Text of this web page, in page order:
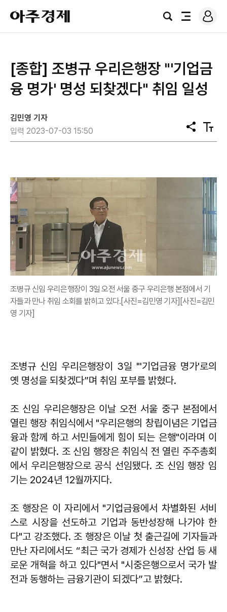
아
주
경
검
전
로
그
[종합] 조병규 우리은행장 "'기업금
융 명가' 명성 되찾겠다" 취임 일성
김민영 기자
입력 2023-07-03 15:50
공
유
텍
스
조병규 신임 우리은행장이 3일 오전 서울 중구 우리은행 본점에서 기
자들과 만나 취임 소회를 밝히고 있다.[사진=김민영 기자][사진=김민
영 기자]
조병규 신임 우리은행장이 3일 "'기업금융 명가'로의
옛 명성을 되찾겠다”며 취임 포부를 밝혔다.
조 신임 우리은행장은 이날 오전 서울 중구 본점에서
열린 행장 취임식에서 "우리은행의 창립이념은 기업금
융과 함께 하고 서민들에게 힘이 되는 은행"이라며 이
같이 밝혔다. 조 신임 행장은 취임식 전 열린 주주총회
에서 우리은행장으로 공식 선임됐다. 조 신임 행장 임
기는 2024년 12월까지다.
조 행장은 이 자리에서 "기업금융에서 차별화된 서비
스로 시장을 선도하고 기업과 동반성장해 나가야 한
다"고 강조했다. 조 행장은 이날 첫 출근길에 기자들과
만난 자리에서도 “최근 국가 경제가 신성장 산업 등 새
로운 개혁을 하고 있다"면서 "시중은행으로서 국가 발
전과 동행하는 금융기관이 되겠다”고 밝혔다.